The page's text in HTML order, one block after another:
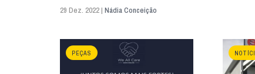
29 Dez. 2022 | Nádia Conceição
PEÇAS